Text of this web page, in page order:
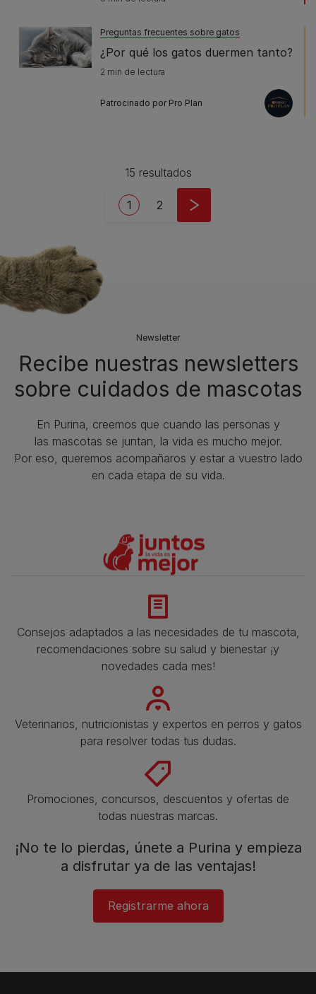
Preguntas frecuentes sobre gatos
¿Por qué los gatos duermen tanto?
2 min de lectura
Patrocinado por Pro Plan
15 resultados
Current page
1 Page
2
Newsletter
Recibe nuestras newsletters
sobre cuidados de mascotas​
En Purina, creemos que cuando las personas y
las mascotas se juntan, la vida es mucho mejor.
Por eso, queremos acompañaros y estar a vuestro lado
en cada etapa de su vida.​
Consejos adaptados a las necesidades de tu mascota,
recomendaciones sobre su salud y bienestar ¡y
novedades cada mes!
Veterinarios, nutricionistas y expertos en perros y gatos
para resolver todas tus dudas.​
Promociones, concursos, descuentos y ofertas de
todas nuestras marcas.​
¡No te lo pierdas, únete a Purina y empieza
a disfrutar ya de las ventajas!​
Registrarme ahora​